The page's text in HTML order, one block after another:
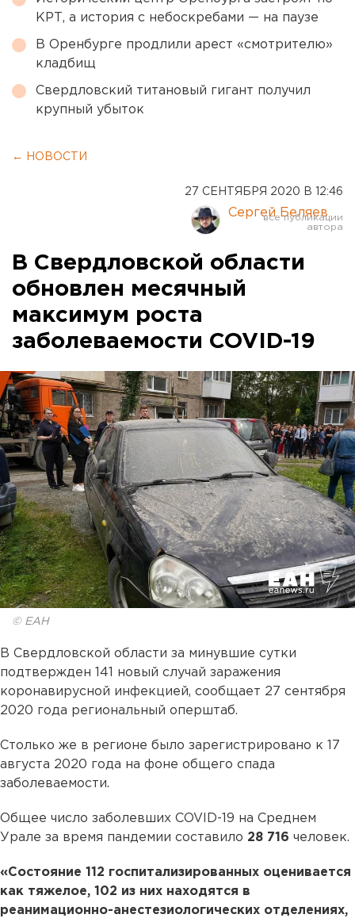
КРТ, а история с небоскребами — на паузе
В Оренбурге продлили арест «смотрителю»
кладбищ
Свердловский титановый гигант получил
крупный убыток
← НОВОСТИ
27 СЕНТЯБРЯ 2020 В 12:46
Сергей Беляев
В Свердловской области
обновлен месячный
максимум роста
заболеваемости COVID-19
© ЕАН
В Свердловской области за минувшие сутки
подтвержден 141 новый случай заражения
коронавирусной инфекцией, сообщает 27 сентября
2020 года региональный оперштаб.
Столько же в регионе было зарегистрировано к 17
августа 2020 года на фоне общего спада
заболеваемости.
Общее число заболевших COVID-19 на Среднем
Урале за время пандемии составило 28 716 человек.
«Состояние 112 госпитализированных оценивается
как тяжелое, 102 из них находятся в
реанимационно-анестезиологических отделениях,